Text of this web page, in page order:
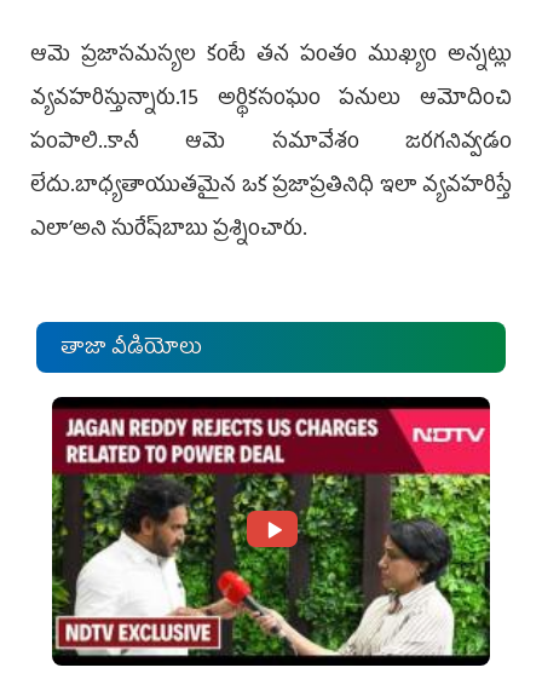
ఆమె ప్రజాసమస్యల కంటే తన పంతం ముఖ్యం అన్నట్లు
వ్యవహరిస్తున్నారు.15 అర్థికసంఘం పనులు ఆమోదించి
పంపాలి..కానీ ఆమె సమావేశం జరగనివ్వడం
లేదు.బాధ్యతాయుతమైన ఒక ప్రజాప్రతినిధి ఇలా వ్యవహరిస్తే
ఎలా’అని సురేష్‌బాబు ప్రశ్నించారు.
తాజా వీడియోలు